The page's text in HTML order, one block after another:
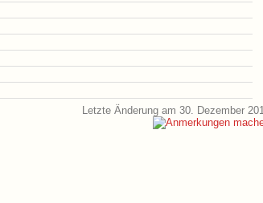
Letzte Änderung am 30. Dezember